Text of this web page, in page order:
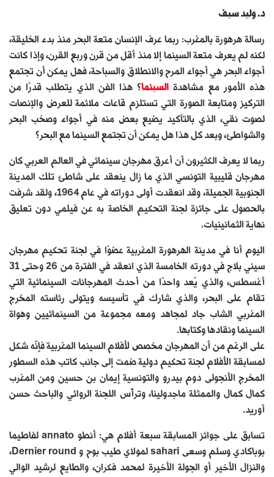
د. وليد سيف
رسالة هرهورة بالمغرب: ربما عرف الإنسان متعة البحر منذ بدء الخليقة،
لكنه لم يعرف متعة السينما إلا منذ أقل من قرن وربع القرن، وإذا كانت
أجواء البحر هي أجواء المرح والانطلاق والسباحة، فهل يمكن أن تجتمع
هذه الأمور مع مشاهدة السينما؟ هذا الفن الذي يتطلب قدرًا من
التركيز ومتابعة الصورة التي تستلزم قاعات ملائمة للعرض والإنصات
لصوت نقي، الذي بالتأكيد يضيع بعض منه في أجواء وصخب البحر
والشواطئ، وبعد كل هذا هل يمكن أن تجتمع السينما مع البحر؟
ربما لا يعرف الكثيرون أن أعرق مهرجان سينمائي في العالم العربي كان
مهرجان قليبية التونسي الذي ما زال ينعقد على شاطئ تلك المدينة
الجنوبية الجميلة، وقد انعقدت أولى دوراته في عام 1964، ولقد شرفت
بالحصول على جائزة لجنة التحكيم الخاصة به عن فيلمي دون تعليق
نهاية الثمانينيات.
اليوم أنا في مدينة الهرهورة المغربية عضوًا في لجنة تحكيم مهرجان
سيني بلاج في دورته الخامسة الذي انعقد في الفترة من 26 وحتى 31
أغسطس، والذي يُعد واحدًا من أحدث المهرجانات السينمائية التي
تقام على البحر، والذي شارك في تأسيسه ويتولى رئاسته المخرج
المغربي الشاب جاد لمجاهد ومعه مجموعة من السينمائيين وهواة
السينما ونقادها وكتابها.
على الرغم من أن المهرجان مخصص لأفلام السينما المغربية فإنّه شكل
لمسابقة الأفلام لجنة تحكيم دولية ضمت إلى جانب كاتب هذه السطور
المخرج الأنجولى دوم بيدرو والتونسية إيمان بن حسين ومن المغرب
كمال كمال والممثلة ماجدولينا، وترأّس اللجنة الروائي والباحث حسن
أوريد.
تسابق على جوائز المسابقة سبعة أفلام هي: أنطو annato لفاطيما
بوباكادي وسلم وسعى sahari لمولاي طيب بوح و Dernier round،
والنزال الأخير أو الجولة الأخيرة لمحمد فكران، والطايع لرشيد الوالي